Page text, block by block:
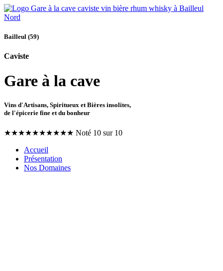
Bailleul (59)
Caviste
Gare à la cave
Vins d'Artisans, Spiritueux et Bières insolites,
de l'épicerie fine et du bonheur
★★★★★★★★★★ Noté 10 sur 10
Accueil
Présentation
Nos Domaines